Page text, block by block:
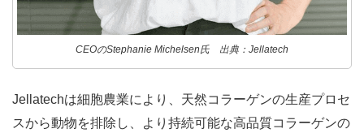
CEOのStephanie Michelsen氏 出典：Jellatech
Jellatechは細胞農業により、天然コラーゲンの生産プロセ
スから動物を排除し、より持続可能な高品質コラーゲンの